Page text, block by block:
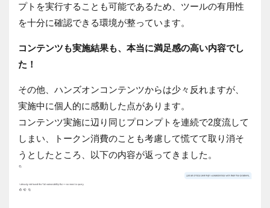
プトを実行することも可能であるため、ツールの有用性
を十分に確認できる環境が整っています。
コンテンツも実施結果も、本当に満足感の高い内容でし
た！
その他、ハンズオンコンテンツからは少々反れますが、
実施中に個人的に感動した点があります。
コンテンツ実施に辺り同じプロンプトを連続で2度流して
しまい、トークン消費のことも考慮して慌てて取り消そ
うとしたところ、以下の内容が返ってきました。